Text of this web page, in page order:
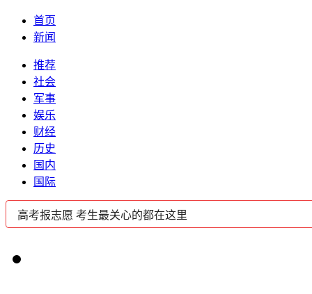
首页
新闻
推荐
社会
军事
娱乐
财经
历史
国内
国际